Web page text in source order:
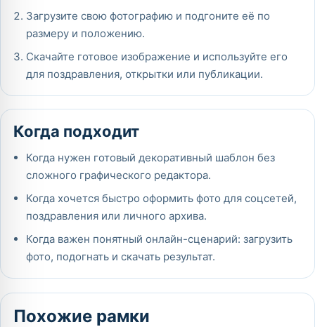
Загрузите свою фотографию и подгоните её по
размеру и положению.
Скачайте готовое изображение и используйте его
для поздравления, открытки или публикации.
Когда подходит
Когда нужен готовый декоративный шаблон без
сложного графического редактора.
Когда хочется быстро оформить фото для соцсетей,
поздравления или личного архива.
Когда важен понятный онлайн-сценарий: загрузить
фото, подогнать и скачать результат.
Похожие рамки